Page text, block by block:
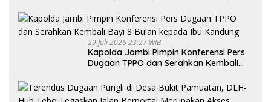
29 Juli 2026 23:27 WIB
Kapolda Jambi Pimpin Konferensi Pers
Dugaan TPPO dan Serahkan Kembali